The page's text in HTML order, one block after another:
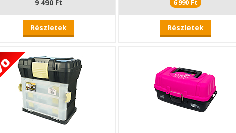
9 490 Ft
Részletek
6 990 Ft
Részletek